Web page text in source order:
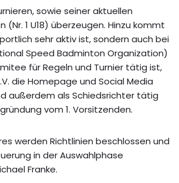
sowie seiner aktuellen
(Nr. 1 U18) überzeugen. Hinzu kommt
sehr aktiv ist, sondern auch bei
Speed Badminton Organization)
für Regeln und Turnier tätig ist,
die Homepage und Social Media
außerdem als Schiedsrichter tätig
vom 1. Vorsitzenden.
werden Richtlinien beschlossen und
in der Auswahlphase
Franke.